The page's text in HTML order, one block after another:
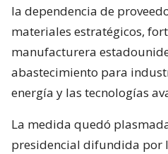
la dependencia de
materiales estratégicos,
manufacturera
abastecimiento para
energía y las tecnologías
La medida quedó
presidencial difundida por